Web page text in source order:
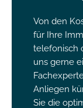
Von den
für Ihre
telefonisch
uns gerne
Anliegen
Sie die